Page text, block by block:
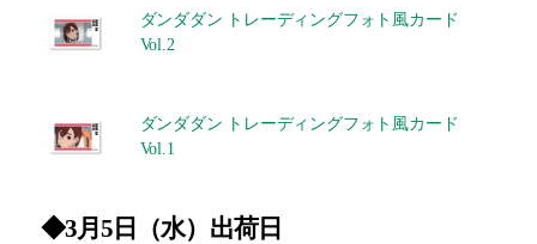
ダンダダン トレーディングフォト風カード
Vol.2
ダンダダン トレーディングフォト風カード
Vol.1
◆3月5日（水）出荷日